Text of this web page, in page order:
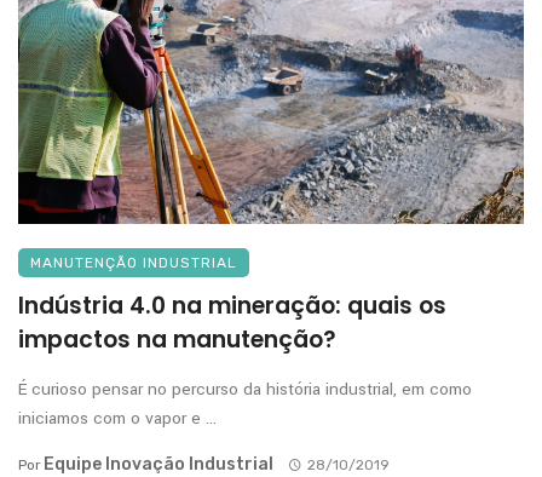
MANUTENÇÃO INDUSTRIAL
Indústria 4.0 na mineração: quais os
impactos na manutenção?
É curioso pensar no percurso da história industrial, em como
iniciamos com o vapor e ...
Por Equipe Inovação Industrial 28/10/2019